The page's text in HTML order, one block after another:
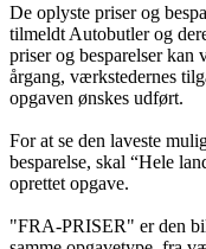
De oplyste priser og
tilmeldt Autobutler og
priser og besparelser
årgang, værkstedernes
opgaven ønskes udført.
For at se den laveste
besparelse, skal “Hele
oprettet opgave.
"FRA-PRISER" er den